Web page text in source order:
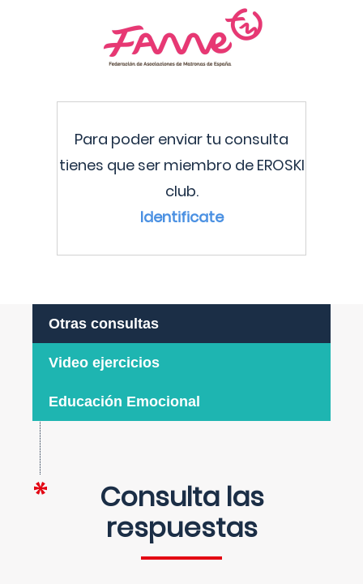
Para poder enviar tu consulta
tienes que ser miembro de EROSKI
club.
Identificate
Otras consultas
Video ejercicios
Educación Emocional
Consulta las
respuestas